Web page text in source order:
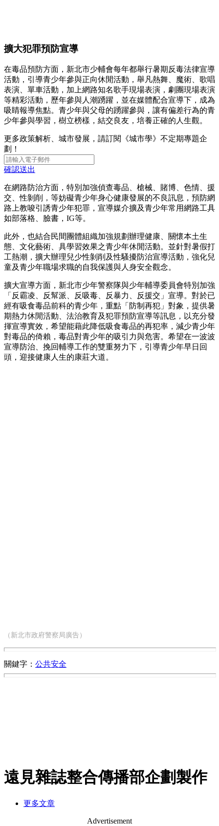
擴大犯罪預防宣導
在毒品預防方面，新北市少輔會每年都舉行暑期反毒法律宣導
活動，引導青少年參與正向休閒活動，舉凡熱舞、魔術、歌唱
表演、單車活動，加上網路知名歌手現場表演，劇團現場表演
等精彩活動，歷年參與人潮踴躍，並在媒體配合宣導下，成為
吸睛報導焦點。青少年與父母的踴躍參與，讓有偏差行為的青
少年參與學習，樹立榜樣，結交良友，培養正確的人生觀。
更多政策解析、城市發展，請訂閱《城市學》不定期專題企
劃！
確認送出
在網路防治方面，特別加強偵查毒品、槍械、賭博、色情、援
交、性剝削，等妨礙青少年身心健康發展的不良訊息，預防網
路上教唆引誘青少年犯罪，宣導媒介擴及青少年常用網路工具
如部落格、臉書，IG等。
此外，也結合民間團體組織加強規劃辦理健康、關懷本土生
態、文化藝術、具學習效果之青少年休閒活動。並針對暑假打
工熱潮，擴大辦理兒少性剝削及性騷擾防治宣導活動，強化兒
童及青少年職場求職的自我保護與人身安全觀念。
擴大宣導方面，新北市少年警察隊與少年輔導委員會特別加強
「反霸凌、反幫派、反吸毒、反暴力、反援交」宣導。對於已
經有吸食毒品前科的青少年，重點「防制再犯」對象，提供暑
期熱力休閒活動、法治教育及犯罪預防宣導等訊息，以充分發
揮宣導實效，希望能藉此降低吸食毒品的再犯率，減少青少年
對毒品的倚賴，毒品對青少年的吸引力與危害。希望在一波波
宣導防治、挽回輔導工作的雙重努力下，引導青少年早日回
頭，迎接健康人生的康莊大道。
（新北市政府警察局廣告）
關鍵字： 公共安全
遠見雜誌整合傳播部企劃製作
更多文章
Advertisement